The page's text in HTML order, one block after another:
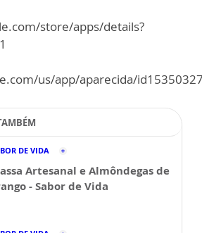
store/apps/details?
us/app/aparecida/
DE VIDA
Artesanal e Almôndegas de
- Sabor de Vida